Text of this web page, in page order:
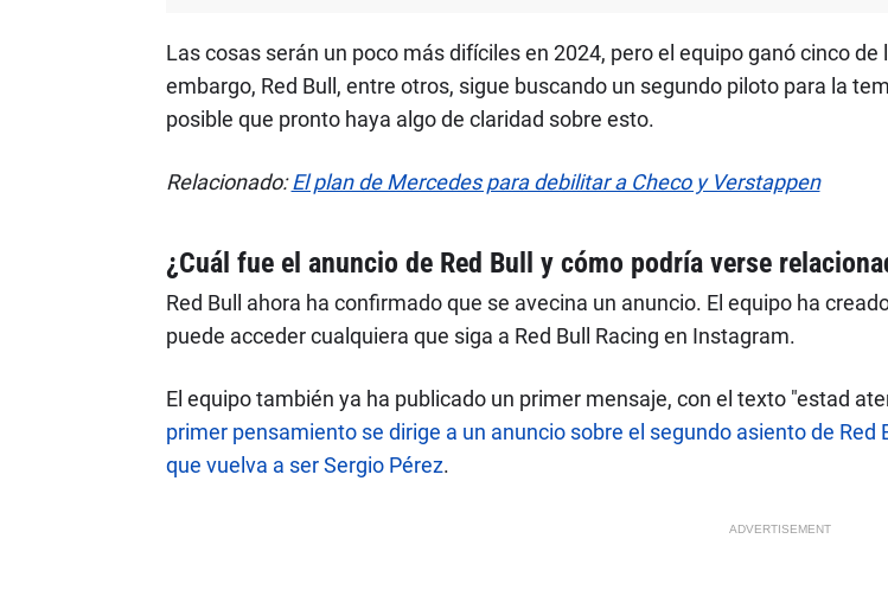
Las cosas serán un poco más difíciles en 2024, pero el equipo ganó cinco
embargo, Red Bull, entre otros, sigue buscando un segundo piloto para la
posible que pronto haya algo de claridad sobre esto.
Relacionado:El plan de Mercedes para debilitar a Checo y Verstappen
¿Cuál fue el anuncio de Red Bull y cómo podría verse
Red Bull ahora ha confirmado que se avecina un anuncio. El equipo ha
puede acceder cualquiera que siga a Red Bull Racing en Instagram.
El equipo también ya ha publicado un primer mensaje, con el texto "estad
primer pensamiento se dirige a un anuncio sobre el segundo asiento de
que vuelva a ser Sergio Pérez.
ADVERTISEMENT